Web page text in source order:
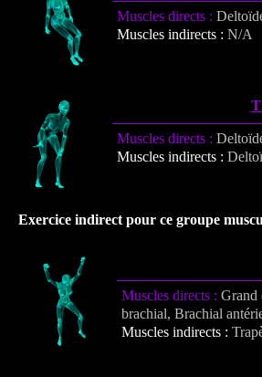
Muscles directs :
Muscles indirects : N/A
Muscles directs :
Muscles indirects :
Exercice indirect pour ce groupe
Muscles directs : Grand
brachial, Brachial
Muscles indirects :